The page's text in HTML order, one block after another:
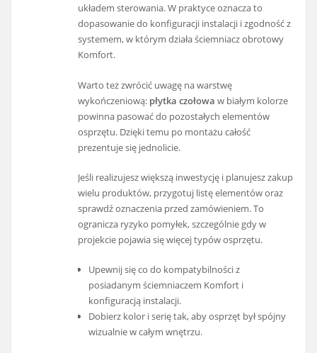
układem sterowania. W praktyce oznacza to
dopasowanie do konfiguracji instalacji i zgodność z
systemem, w którym działa ściemniacz obrotowy
Komfort.
Warto też zwrócić uwagę na warstwę
wykończeniową: płytka czołowa w białym kolorze
powinna pasować do pozostałych elementów
osprzętu. Dzięki temu po montażu całość
prezentuje się jednolicie.
Jeśli realizujesz większą inwestycję i planujesz zakup
wielu produktów, przygotuj listę elementów oraz
sprawdź oznaczenia przed zamówieniem. To
ogranicza ryzyko pomyłek, szczególnie gdy w
projekcie pojawia się więcej typów osprzętu.
Upewnij się co do kompatybilności z
posiadanym ściemniaczem Komfort i
konfiguracją instalacji.
Dobierz kolor i serię tak, aby osprzęt był spójny
wizualnie w całym wnętrzu.